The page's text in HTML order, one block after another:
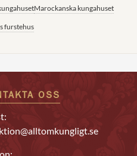
Marockanska kungahuset
furstehus
OSS